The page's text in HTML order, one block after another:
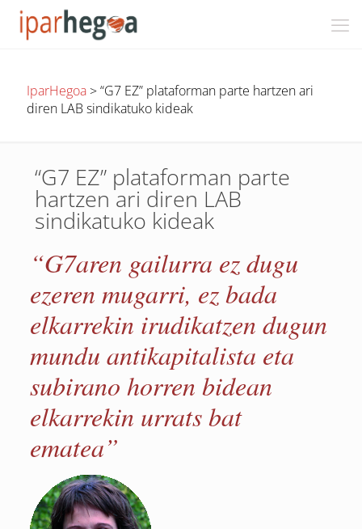
IparHegoa>“G7 EZ” plataforman parte hartzen ari
diren LAB sindikatuko kideak
“G7 EZ” plataforman parte
hartzen ari diren LAB
sindikatuko kideak
“G7aren gailurra ez dugu
ezeren mugarri, ez bada
elkarrekin irudikatzen dugun
mundu antikapitalista eta
subirano horren bidean
elkarrekin urrats bat
ematea”